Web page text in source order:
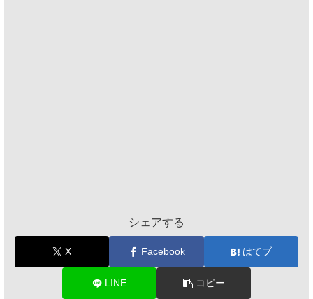
シェアする
X Facebook はてブ
LINE コピー